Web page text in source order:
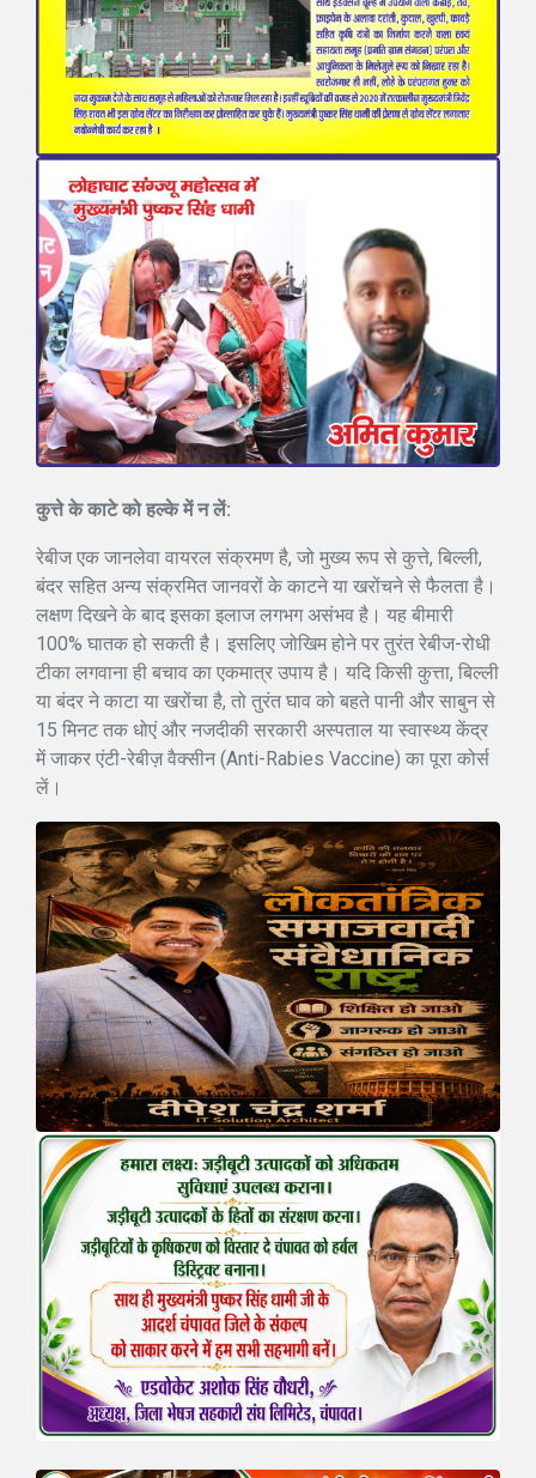
कुत्ते के काटे को हल्के में न लें:
रेबीज एक जानलेवा वायरल संक्रमण है, जो मुख्य रूप से कुत्ते, बिल्ली,
बंदर सहित अन्य संक्रमित जानवरों के काटने या खरोंचने से फैलता है।
लक्षण दिखने के बाद इसका इलाज लगभग असंभव है। यह बीमारी
100% घातक हो सकती है। इसलिए जोखिम होने पर तुरंत रेबीज-रोधी
टीका लगवाना ही बचाव का एकमात्र उपाय है। यदि किसी कुत्ता, बिल्ली
या बंदर ने काटा या खरोंचा है, तो तुरंत घाव को बहते पानी और साबुन से
15 मिनट तक धोएं और नजदीकी सरकारी अस्पताल या स्वास्थ्य केंद्र
में जाकर एंटी-रेबीज़ वैक्सीन (Anti-Rabies Vaccine) का पूरा कोर्स
लें।